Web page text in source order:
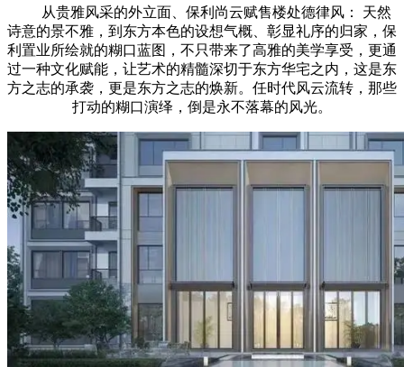
从贵雅风采的外立面、保利尚云赋售楼处德律风： 天然
诗意的景不雅，到东方本色的设想气概、彰显礼序的归家，保
利置业所绘就的糊口蓝图，不只带来了高雅的美学享受，更通
过一种文化赋能，让艺术的精髓深切于东方华宅之内，这是东
方之志的承袭，更是东方之志的焕新。任时代风云流转，那些
打动的糊口演绎，倒是永不落幕的风光。